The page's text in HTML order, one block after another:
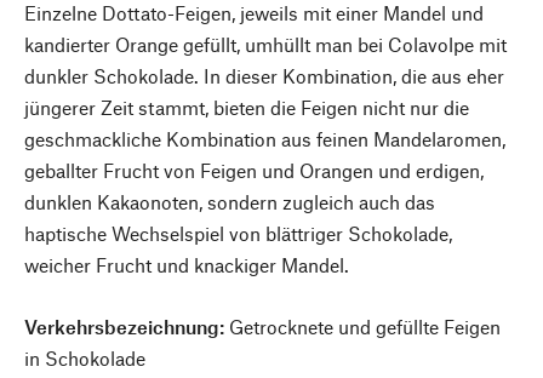
Einzelne Dottato-Feigen, jeweils mit einer Mandel und
kandierter Orange gefüllt, umhüllt man bei Colavolpe mit
dunkler Schokolade. In dieser Kombination, die aus eher
jüngerer Zeit stammt, bieten die Feigen nicht nur die
geschmackliche Kombination aus feinen Mandelaromen,
geballter Frucht von Feigen und Orangen und erdigen,
dunklen Kakaonoten, sondern zugleich auch das
haptische Wechselspiel von blättriger Schokolade,
weicher Frucht und knackiger Mandel.
Verkehrsbezeichnung: Getrocknete und gefüllte Feigen
in Schokolade